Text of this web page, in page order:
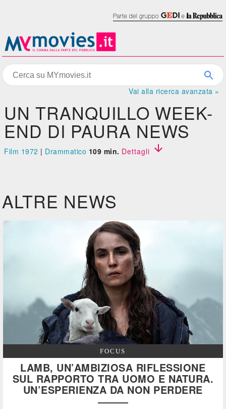
Vai alla ricerca avanzata »
UN TRANQUILLO WEEK-
END DI PAURA NEWS
Film 1972 | Drammatico 109 min. Dettagli 
ALTRE NEWS
FOCUS
LAMB, UN’AMBIZIOSA RIFLESSIONE
SUL RAPPORTO TRA UOMO E NATURA.
UN’ESPERIENZA DA NON PERDERE